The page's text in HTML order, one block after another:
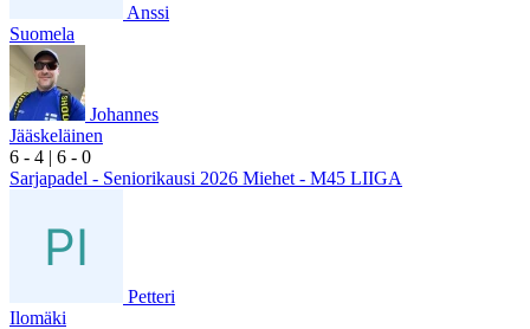
Anssi
Suomela
Johannes
Jääskeläinen
6 - 4 | 6 - 0
Sarjapadel - Seniorikausi 2026 Miehet - M45 LIIGA
Petteri
Ilomäki